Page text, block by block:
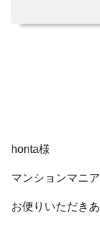
honta様
マンションマニア
お便りいただき